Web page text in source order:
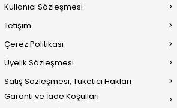
Kullanıcı Sözleşmesi
İletişim
Çerez Politikası
Üyelik Sözleşmesi
Satış Sözleşmesi, Tüketici Hakları
Garanti ve İade Koşulları